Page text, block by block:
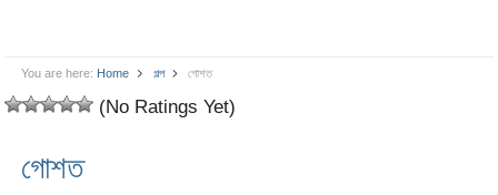
You are here: Home গল্প গোশত
(No Ratings Yet)
গোশত